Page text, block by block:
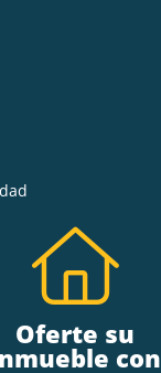
Oferte su
con